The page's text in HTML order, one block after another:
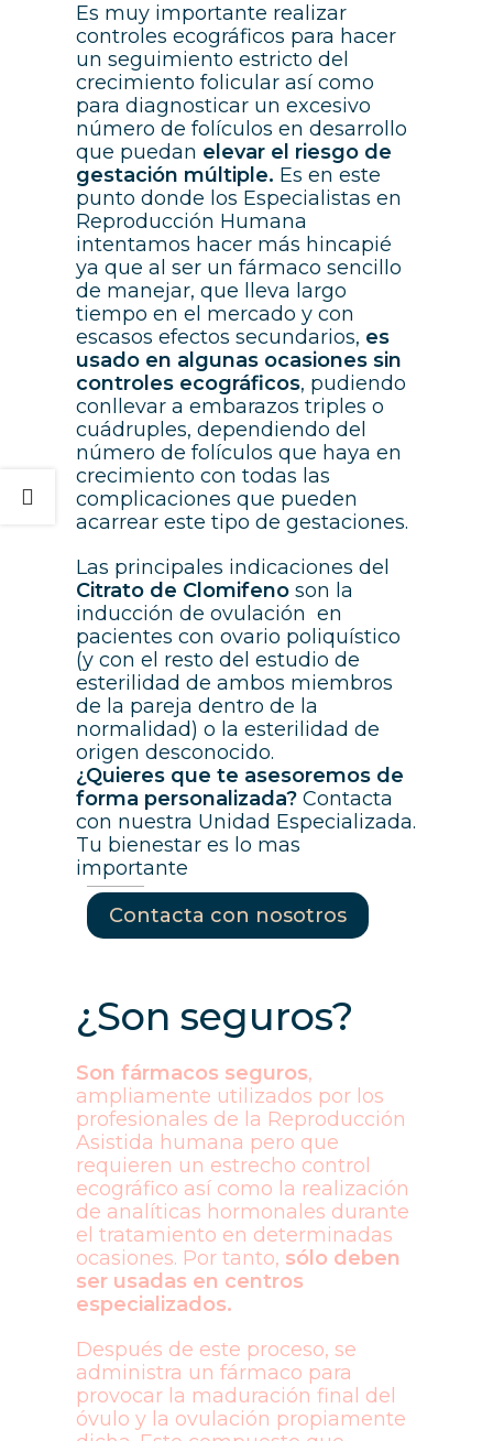
Es muy importante realizar
controles ecográficos para hacer
un seguimiento estricto del
crecimiento folicular así como
para diagnosticar un excesivo
número de folículos en desarrollo
que puedan elevar el riesgo de
gestación múltiple. Es en este
punto donde los Especialistas en
Reproducción Humana
intentamos hacer más hincapié
ya que al ser un fármaco sencillo
de manejar, que lleva largo
tiempo en el mercado y con
escasos efectos secundarios, es
usado en algunas ocasiones sin
controles ecográficos, pudiendo
conllevar a embarazos triples o
cuádruples, dependiendo del
número de folículos que haya en
crecimiento con todas las
complicaciones que pueden
acarrear este tipo de gestaciones.
Las principales indicaciones del
Citrato de Clomifeno son la
inducción de ovulación en
pacientes con ovario poliquístico
(y con el resto del estudio de
esterilidad de ambos miembros
de la pareja dentro de la
normalidad) o la esterilidad de
origen desconocido.
¿Quieres que te asesoremos de
forma personalizada? Contacta
con nuestra Unidad Especializada.
Tu bienestar es lo mas
importante
Contacta con nosotros
¿Son seguros?
Son fármacos seguros,
ampliamente utilizados por los
profesionales de la Reproducción
Asistida humana pero que
requieren un estrecho control
ecográfico así como la realización
de analíticas hormonales durante
el tratamiento en determinadas
ocasiones. Por tanto, sólo deben
ser usadas en centros
especializados.
Después de este proceso, se
administra un fármaco para
provocar la maduración final del
óvulo y la ovulación propiamente